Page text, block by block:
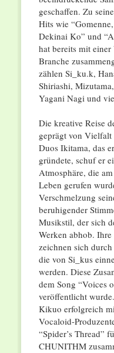
geschaffen. Zu
Hits wie
Dekinai Ko” und
hat bereits mit
Branche
zählen Si_ku.k,
Shiriashi,
Yagani Nagi und
Die kreative Reise
geprägt von
Duos Ikitama, das
gründete, schuf er
Atmosphäre, die
Leben gerufen
Verschmelzung
beruhigender
Musikstil, der sich
Werken abhob.
zeichnen sich
die von Si_kus
werden. Diese
dem Song “Voices
veröffentlicht
Kikuo erfolgreich
Vocaloid-
“Spider’s Thread”
CHUNITHM